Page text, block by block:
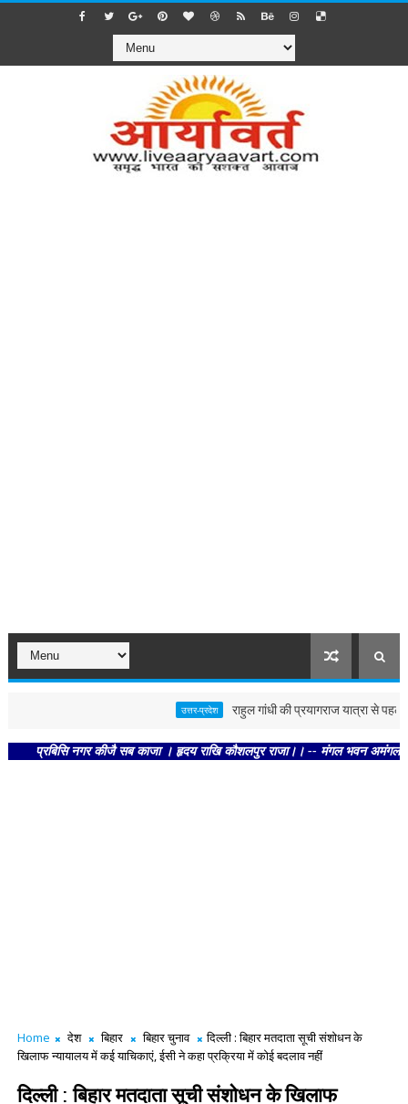
उत्तर-प्रदेश राहुल गांधी की प्रयागराज यात्रा से पहले
नगर कीजै सब काजा । हृदय राखि कौशलपुर राजा।। -- मंगल भवन अमंगल हारी।
Home देश बिहार बिहार चुनाव
दिल्ली : बिहार मतदाता सूची संशोधन के
खिलाफ न्यायालय में कई याचिकाएं, ईसी ने कहा प्रक्रिया में कोई बदलाव नहीं
दिल्ली : बिहार मतदाता सूची संशोधन के खिलाफ